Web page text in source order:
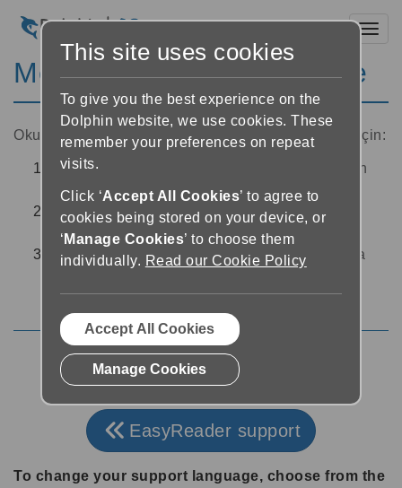
Metin yazı tipini değiştirme
Okuyucuda kullanılan metin yazı tipini değiştirmek için:
Okuyucuda, ekranın sağ üst köşesindeki 'Metin
ayarları' düğmesine tıklayın
Bir yazı tipi seçmek için 'Font’ açılır menüsünü
seçin
Font seçiminizi ayarladıktan sonra, Okuyucuya
veya 'kapat' ı seçin
Text settings
EasyReader support
To change your support language, choose from the
This site uses cookies
To give you the best experience on the
Dolphin website, we use cookies. These
remember your preferences on repeat
visits.
Click ‘Accept All Cookies’ to agree to
cookies being stored on your device, or
‘ Manage Cookies’ to choose them
individually. Read our Cookie Policy
Accept All Cookies
Manage Cookies